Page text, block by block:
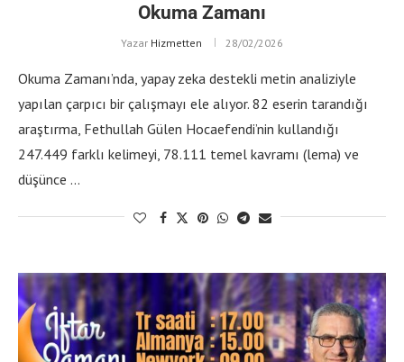
Okuma Zamanı
Yazar Hizmetten 28/02/2026
Okuma Zamanı’nda, yapay zeka destekli metin analiziyle
yapılan çarpıcı bir çalışmayı ele alıyor. 82 eserin tarandığı
araştırma, Fethullah Gülen Hocaefendi’nin kullandığı
247.449 farklı kelimeyi, 78.111 temel kavramı (lema) ve
düşünce …